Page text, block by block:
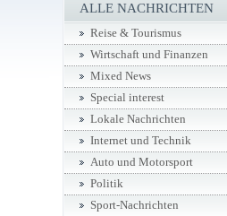
ALLE NACHRICHTEN
Reise & Tourismus
Wirtschaft und Finanzen
Mixed News
Special interest
Lokale Nachrichten
Internet und Technik
Auto und Motorsport
Politik
Sport-Nachrichten